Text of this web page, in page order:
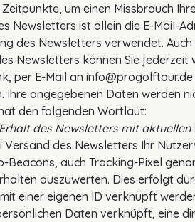
um einen Missbrauch
Newsletters ist allein die E-Mail-
des Newsletters verwendet.
Newsletters können Sie
per E-Mail an
angegebenen Daten werden
den folgenden Wortlaut:
des Newsletters mit
Versand des Newsletters Ihr
auch Tracking-Pixel
auszuwerten. Dies erfolgt
einer eigenen ID verknüpft
Daten verknüpft, eine